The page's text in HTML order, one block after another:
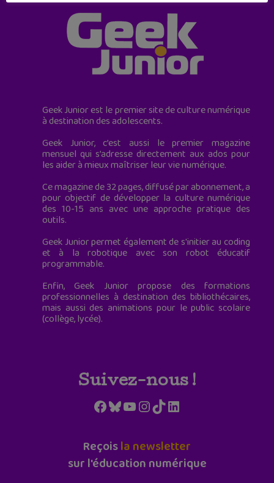
Geek Junior est le premier site de culture numérique
à destination des adolescents.
Geek Junior, c’est aussi le premier magazine
mensuel qui s’adresse directement aux ados pour
les aider à mieux maîtriser leur vie numérique.
Ce magazine de 32 pages, diffusé par abonnement, a
pour objectif de développer la culture numérique
des 10-15 ans avec une approche pratique des
outils.
Geek Junior permet également de s'initier au coding
et à la robotique avec son robot éducatif
programmable.
Enfin, Geek Junior propose des formations
professionnelles à destination des bibliothécaires,
mais aussi des animations pour le public scolaire
(collège, lycée).
Suivez-nous !
Facebook
Bluesky
YouTube
Instagram
TikTokLinkedIn
Reçoisla newsletter
sur l'éducation numérique